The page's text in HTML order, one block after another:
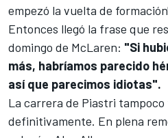
empezó la vuelta de
Entonces llegó la frase que
domingo de McLaren: "Si
más, habríamos parecido
así que parecimos idiotas".
La carrera de Piastri
definitivamente. En plena